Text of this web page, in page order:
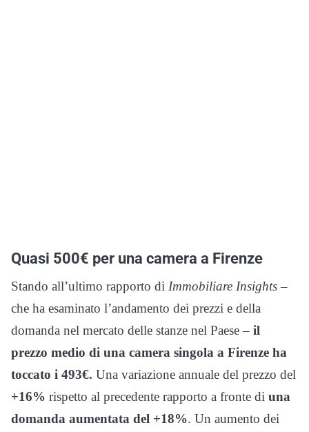
Quasi 500€ per una camera a Firenze
Stando all’ultimo rapporto di Immobiliare Insights–
che ha esaminato l’andamento dei prezzi e della
domanda nel mercato delle stanze nel Paese – il
prezzo medio di una camera singola a Firenze ha
toccato i 493€. Una variazione annuale del prezzo del
+16% rispetto al precedente rapporto a fronte di una
domanda aumentata del +18%. Un aumento dei